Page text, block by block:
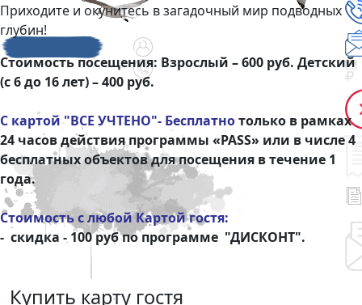
Приходите и окунитесь в загадочный мир подводных
глубин!
Стоимость посещения: Взрослый – 600 руб. Детский
(с 6 до 16 лет) –400 руб.
С картой "ВСЕ УЧТЕНО"- Бесплатнотолько в рамках
24 часов действия программы «PASS» или в числе 4
бесплатных объектов для посещения в течение 1
года.
Стоимость с любой Картой гостя:
- скидка - 100 руб по программе "ДИСКОНТ".
Купить карту гостя